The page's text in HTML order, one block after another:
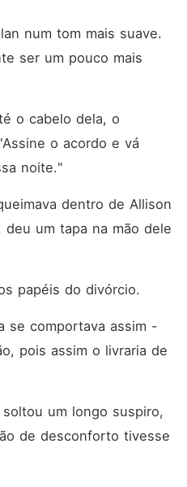
num tom mais suave.
ser um pouco mais
o cabelo dela, o
o acordo e vá
noite."
dentro de Allison
um tapa na mão dele
papéis do divórcio.
se comportava assim -
pois assim o livraria de
um longo suspiro,
de desconforto tivesse